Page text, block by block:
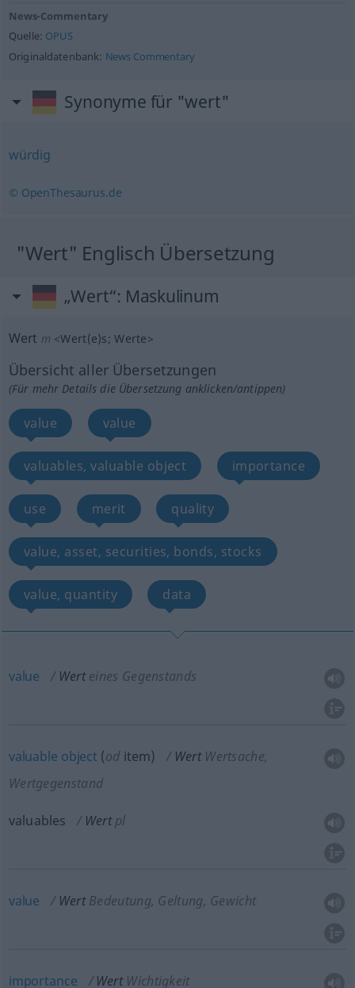
News-Commentary
Quelle: OPUS
Originaldatenbank: News Commentary
Synonyme für "wert"
würdig
© OpenThesaurus.de
"Wert" Englisch Übersetzung
„Wert“: Maskulinum
Wert m <Wert(e)s;Werte>
Übersicht aller Übersetzungen
(Für mehr Details die Übersetzung anklicken/antippen)
value value
valuables, valuable object importance
use merit quality
value, asset, securities, bonds, stocks
value, quantity data
value Wert eines Gegenstands
valuable object (od item) Wert Wertsache,
Wertgegenstand
valuables Wert pl
value Wert Bedeutung, Geltung, Gewicht
importance Wert Wichtigkeit